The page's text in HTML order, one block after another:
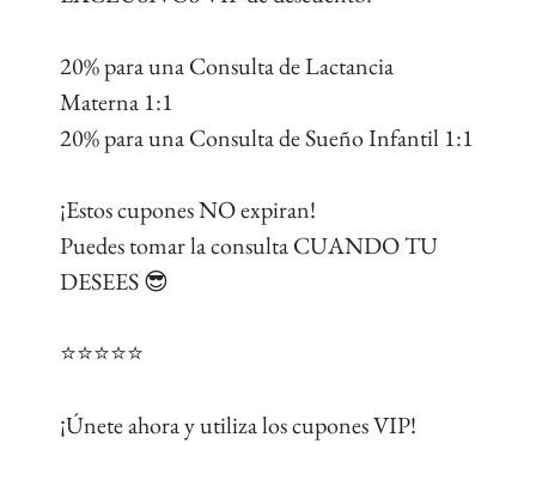
20% para una Consulta de Lactancia
Materna 1:1
20% para una Consulta de Sueño Infantil 1:1
¡Estos cupones NO expiran!
Puedes tomar la consulta CUANDO TU
DESEES 😎
⭐️⭐️⭐️⭐️⭐️
¡Únete ahora y utiliza los cupones VIP!